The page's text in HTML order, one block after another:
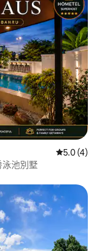
從 4 則評
5.0 (4)
池別墅